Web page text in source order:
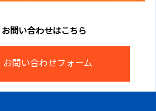
いサイズと構造なので女性スタッフ
！イベントや撮影現場でもスムー
！
えますか？
お問い合わせはこちら
お問い合わせフォーム